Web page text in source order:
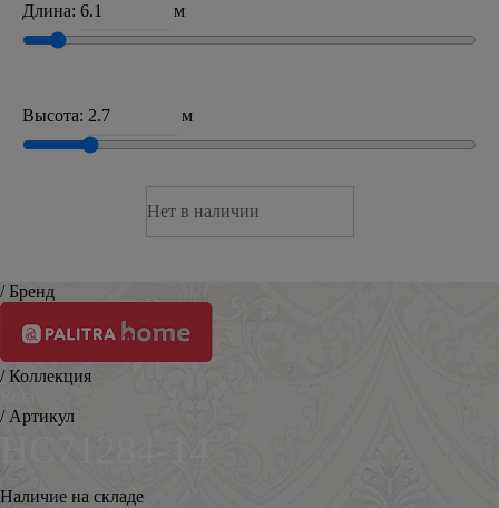
Длина: м
Высота: м
Нет в наличии
/ Бренд
/ Коллекция
/ Артикул
HC71284-14
Наличие на складе